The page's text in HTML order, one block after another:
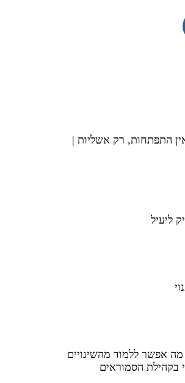
שבלעדיהן אין התפתחות, רק אשליות |
אפשר ללמוד מהשינויים
בקהילת הסמוראים